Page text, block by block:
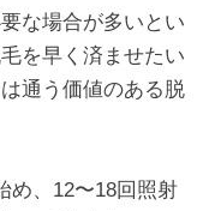
な場合が多いとい
を早く済ませたい
通う価値のある脱
め、12〜18回照射